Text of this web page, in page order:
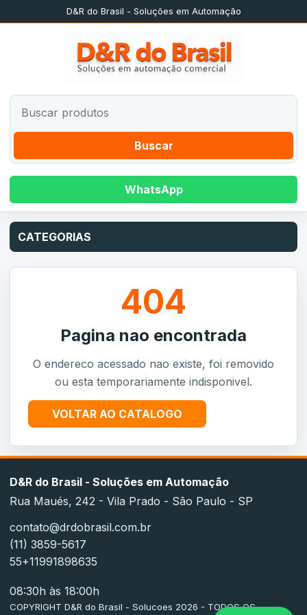
D&R do Brasil - Soluções em Automação
Buscar
WhatsApp
CATEGORIAS
404
Pagina nao encontrada
O endereco acessado nao existe, foi removido
ou esta temporariamente indisponivel.
VOLTAR AO CATALOGO
D&R do Brasil - Soluções em Automação
Rua Maués, 242 - Vila Prado - São Paulo - SP
contato@drdobrasil.com.br
(11) 3859-5617
55+11991898635
08:30h às 18:00h
COPYRIGHT D&R do Brasil - Solucoes 2026 - TODOS OS